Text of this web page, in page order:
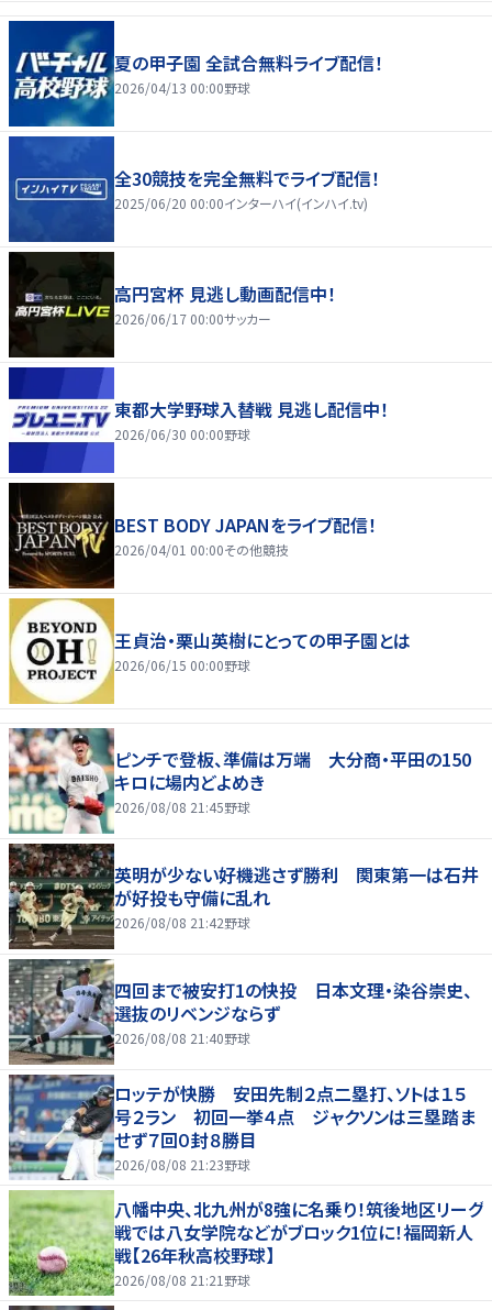
夏の甲子園 全試合無料ライブ配信！
2026/04/13 00:00野球
全30競技を完全無料でライブ配信！
2025/06/20 00:00インターハイ(インハイ.tv)
高円宮杯 見逃し動画配信中！
2026/06/17 00:00サッカー
東都大学野球入替戦 見逃し配信中！
2026/06/30 00:00野球
BEST BODY JAPANをライブ配信！
2026/04/01 00:00その他競技
王貞治・栗山英樹にとっての甲子園とは
2026/06/15 00:00野球
ピンチで登板、準備は万端 大分商・平田の150
キロに場内どよめき
2026/08/08 21:45野球
英明が少ない好機逃さず勝利 関東第一は石井
が好投も守備に乱れ
2026/08/08 21:42野球
四回まで被安打1の快投 日本文理・染谷崇史、
選抜のリベンジならず
2026/08/08 21:40野球
ロッテが快勝 安田先制２点二塁打、ソトは１５
号２ラン 初回一挙４点 ジャクソンは三塁踏ま
せず７回０封８勝目
2026/08/08 21:23野球
八幡中央、北九州が8強に名乗り！筑後地区リーグ
戦では八女学院などがブロック1位に！福岡新人
戦【26年秋高校野球】
2026/08/08 21:21 野球